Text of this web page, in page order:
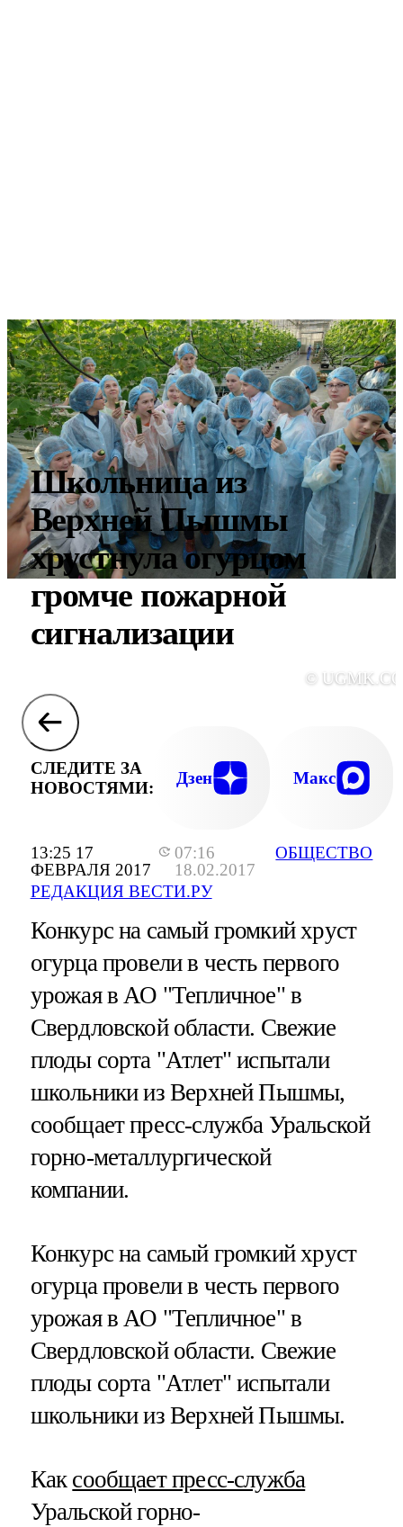
13:25 17
ФЕВРАЛЯ 2017
07:16
18.02.2017
РЕДАКЦИЯ ВЕСТИ.РУ
ОБЩЕСТВО
Школьница из
Верхней Пышмы
хрустнула огурцом
громче пожарной
сигнализации
©
СЛЕДИТЕ ЗА
НОВОСТЯМИ:
Дзен Макс
Конкурс на самый громкий хруст
огурца провели в честь первого
урожая в АО "Тепличное" в
Свердловской области. Свежие
плоды сорта "Атлет" испытали
школьники из Верхней Пышмы,
сообщает пресс-служба Уральской
горно-металлургической
компании.
Конкурс на самый громкий хруст
огурца провели в честь первого
урожая в АО "Тепличное" в
Свердловской области. Свежие
плоды сорта "Атлет" испытали
школьники из Верхней Пышмы.
Как сообщает пресс-служба
Уральской горно-